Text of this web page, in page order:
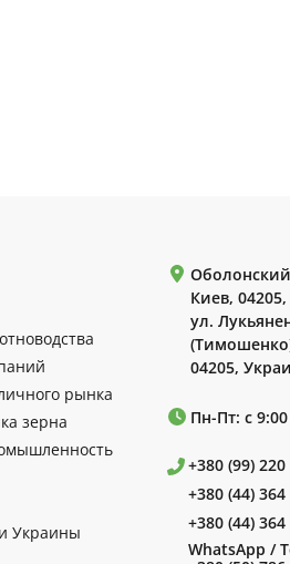
рынка
зерна
Украины
Киев,
ул.
04205,
Пн-Пт: с
+380 (99)
+380 (44)
+380 (44)
WhatsApp /